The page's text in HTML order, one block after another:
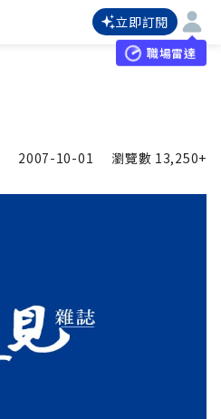
立即訂閱
職場雷達
2007-10-01 瀏覽數 13,250+